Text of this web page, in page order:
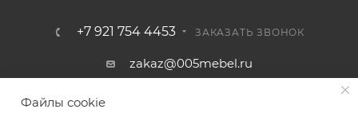
+7 921 754 4453 ЗАКАЗАТЬ ЗВОНОК
zakaz@005mebel.ru
Файлы cookie